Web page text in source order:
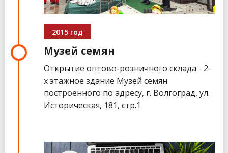
2015 год
Музей семян
Открытие оптово-розничного склада - 2-
х этажное здание Музей семян
построенного по адресу, г. Волгоград, ул.
Историческая, 181, стр.1